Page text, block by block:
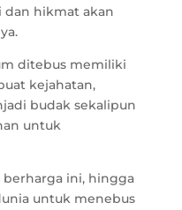
dan hikmat akan
ditebus memiliki
kejahatan,
budak sekalipun
untuk
berharga ini, hingga
untuk menebus